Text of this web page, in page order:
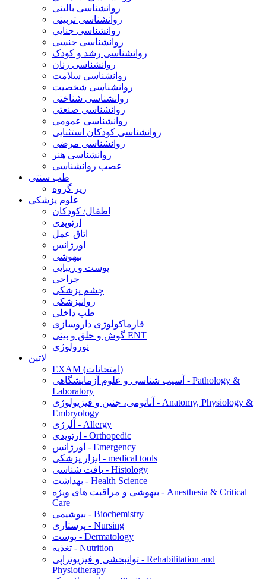
روانشناسی بالینی
روانشناسی تربیتی
روانشناسی جنایی
روانشناسی جنسی
روانشناسی رشد و کودک
روانشناسی زنان
روانشناسی سلامت
روانشناسی شخصیت
روانشناسی شناختی
روانشناسی صنعتی
روانشناسی عمومی
روانشناسی کودکان استثنایی
روانشناسی مرضی
روانشناسی هنر
عصب روانشناسی
طب سنتی
زیر گروه
علوم پزشکی
اطفال/ کودکان
ارتوپدی
اتاق عمل
اورژانس
بیهوشی
پوست و زیبایی
جراحی
چشم پزشکی
روانپزشکی
طب داخلی
فارماکولوژی داروسازی
گوش و حلق و بینی ENT
نورولوژی
لاتین
EXAM (امتحانات)
آسیب شناسی و علوم آزمایشگاهی - Pathology &
Laboratory
آناتومی، جنین و فیزیولوژی - Anatomy, Physiology &
Embryology
آلرژی - Allergy
ارتوپدی - Orthopedic
اورژانس - Emergency
ابزار پزشکی - medical tools
بافت شناسی - Histology
بهداشت - Health Science
بیهوشی و مراقبت های ویژه - Anesthesia & Critical
Care
بیوشیمی - Biochemistry
پرستاری - Nursing
پوست - Dermatology
تغذیه - Nutrition
توانبخشی و فیزیوتراپی - Rehabilitation and
Physiotherapy